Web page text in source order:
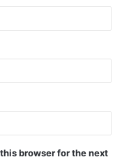
browser for the next